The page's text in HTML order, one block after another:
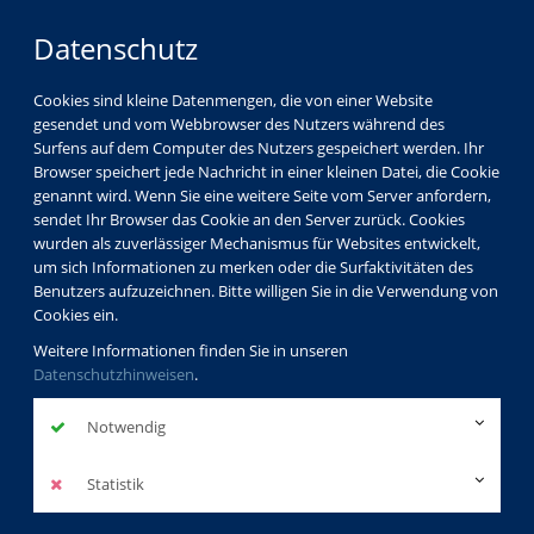
Datenschutz
Cookies sind kleine Datenmengen, die von einer Website
gesendet und vom Webbrowser des Nutzers während des
Surfens auf dem Computer des Nutzers gespeichert werden. Ihr
Browser speichert jede Nachricht in einer kleinen Datei, die Cookie
genannt wird. Wenn Sie eine weitere Seite vom Server anfordern,
sendet Ihr Browser das Cookie an den Server zurück. Cookies
wurden als zuverlässiger Mechanismus für Websites entwickelt,
um sich Informationen zu merken oder die Surfaktivitäten des
Benutzers aufzuzeichnen. Bitte willigen Sie in die Verwendung von
Cookies ein.
Weitere Informationen finden Sie in unseren
Datenschutzhinweisen.
Notwendig
Statistik